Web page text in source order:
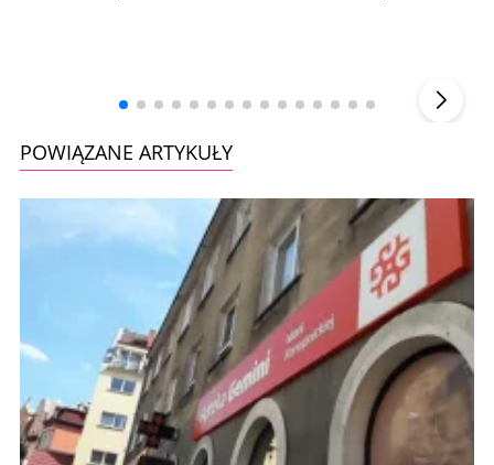
POWIĄZANE ARTYKUŁY